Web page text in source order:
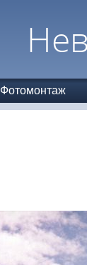
Фотомонтаж